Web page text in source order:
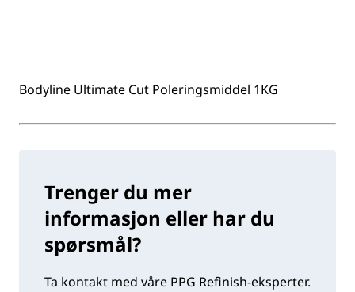
Bodyline Ultimate Cut Poleringsmiddel 1KG
Trenger du mer
informasjon eller har du
spørsmål?
Ta kontakt med våre PPG Refinish-eksperter.